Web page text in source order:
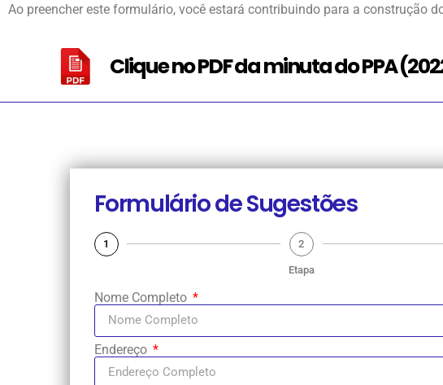
Ao preencher este formulário, você estará contribuindo para a construção
Clique no PDF da minuta do PPA
Formulário de Sugestões
1 2
Etapa
Nome Completo
Endereço